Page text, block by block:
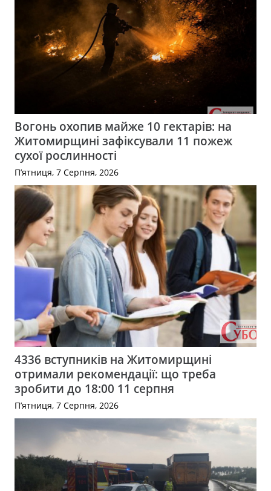
Вогонь охопив майже 10 гектарів: на
Житомирщині зафіксували 11 пожеж
сухої рослинності
П’ятниця, 7 Серпня, 2026
4336 вступників на Житомирщині
отримали рекомендації: що треба
зробити до 18:00 11 серпня
П’ятниця, 7 Серпня, 2026